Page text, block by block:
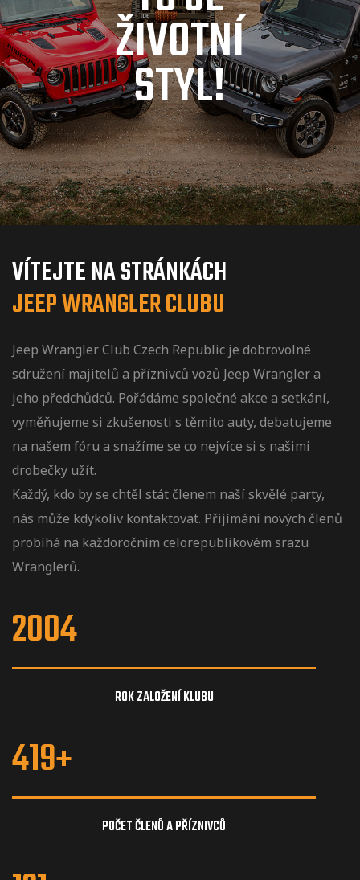
ŽIVOTNÍ
STYL!
VÍTEJTE NA STRÁNKÁCH
JEEP WRANGLER CLUBU
Jeep Wrangler Club Czech Republic je dobrovolné
sdružení majitelů a příznivců vozů Jeep Wrangler a
jeho předchůdců. Pořádáme společné akce a setkání,
vyměňujeme si zkušenosti s těmito auty, debatujeme
na našem fóru a snažíme se co nejvíce si s našimi
drobečky užít.
Každý, kdo by se chtěl stát členem naší skvělé party,
nás může kdykoliv kontaktovat. Přijímání nových členů
probíhá na každoročním celorepublikovém srazu
Wranglerů.
2004
ROK ZALOŽENÍ KLUBU
419+
POČET ČLENŮ A PŘÍZNIVCŮ